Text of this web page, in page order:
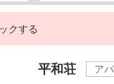
クする
平和荘
ア